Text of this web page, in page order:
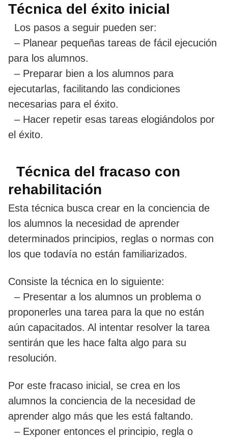
Técnica del éxito inicial
Los pasos a seguir pueden ser:
– Planear pequeñas tareas de fácil ejecución
para los alumnos.
– Preparar bien a los alumnos para
ejecutarlas, facilitando las condiciones
necesarias para el éxito.
– Hacer repetir esas tareas elogiándolos por
el éxito.
Técnica del fracaso con
rehabilitación
Esta técnica busca crear en la conciencia de
los alumnos la necesidad de aprender
determinados principios, reglas o normas con
los que todavía no están familiarizados.
Consiste la técnica en lo siguiente:
– Presentar a los alumnos un problema o
proponerles una tarea para la que no están
aún capacitados. Al intentar resolver la tarea
sentirán que les hace falta algo para su
resolución.
Por este fracaso inicial, se crea en los
alumnos la conciencia de la necesidad de
aprender algo más que les está faltando.
– Exponer entonces el principio, regla o